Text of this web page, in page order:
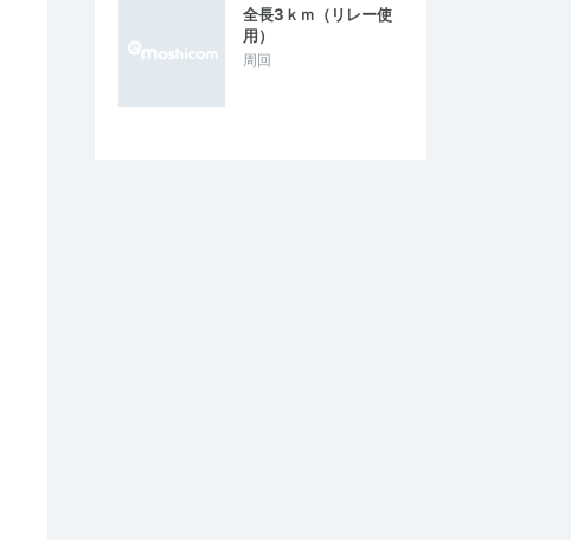
全長3ｋｍ（リレー使
用）
周回